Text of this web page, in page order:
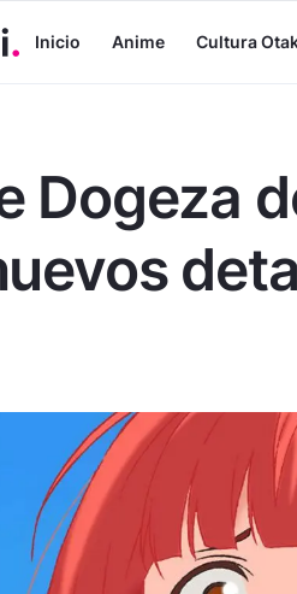
Inicio Anime Cultura
Dogeza